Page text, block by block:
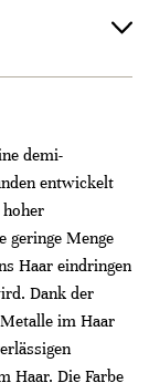
demi-
entwickelt
geringe Menge
Haar eindringen
Dank der
im Haar
Haar. Die Farbe